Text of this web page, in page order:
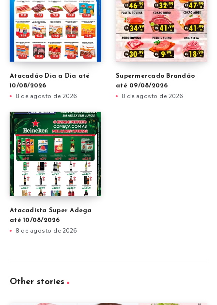
Atacadão Dia a Dia até
10/08/2026
8 de agosto de 2026
Supermercado Brandão
até 09/08/2026
8 de agosto de 2026
Atacadista Super Adega
até 10/08/2026
8 de agosto de 2026
Other stories